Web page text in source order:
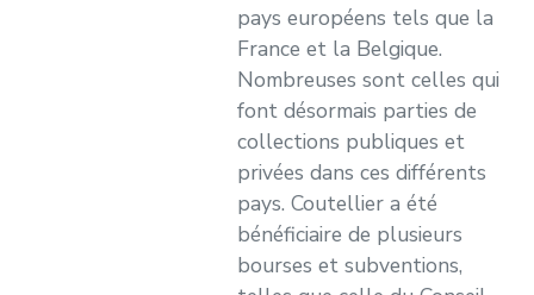
pays européens tels que la
France et la Belgique.
Nombreuses sont celles qui
font désormais parties de
collections publiques et
privées dans ces différents
pays. Coutellier a été
bénéficiaire de plusieurs
bourses et subventions,